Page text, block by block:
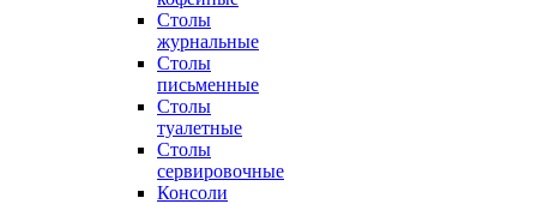
Столы
журнальные
Столы
письменные
Столы
туалетные
Столы
сервировочные
Консоли